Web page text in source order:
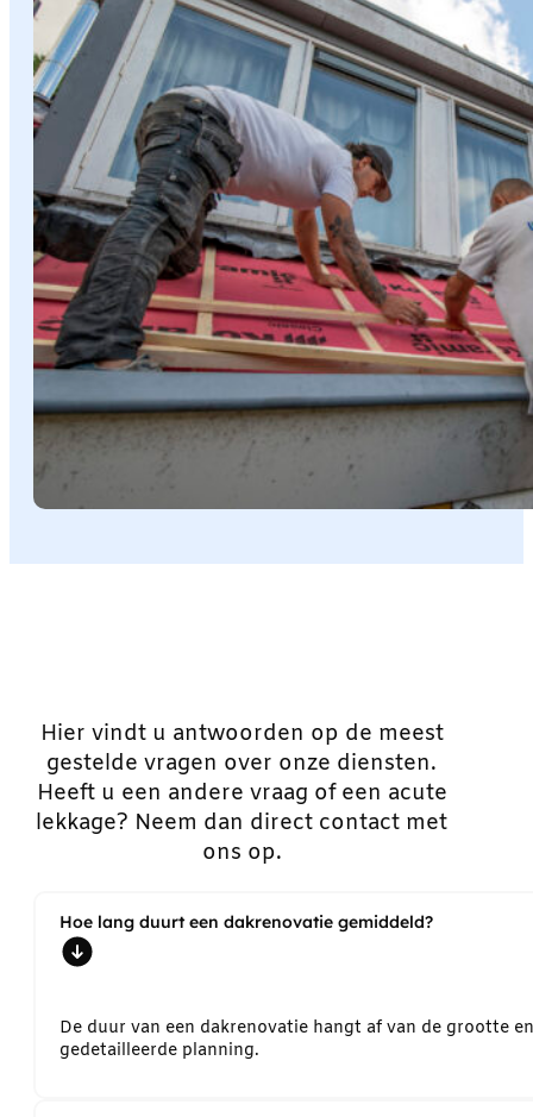
Hier vindt u antwoorden op de meest
gestelde vragen over onze diensten.
Heeft u een andere vraag of een acute
lekkage? Neem dan direct contact met
ons op.
Hoe lang duurt een dakrenovatie gemiddeld?
De duur van een dakrenovatie hangt af van de grootte
gedetailleerde planning.